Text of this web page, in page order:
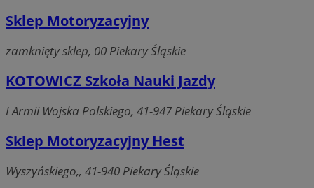
Sklep Motoryzacyjny
zamknięty sklep, 00 Piekary Śląskie
KOTOWICZ Szkoła Nauki Jazdy
I Armii Wojska Polskiego, 41-947 Piekary Śląskie
Sklep Motoryzacyjny Hest
Wyszyńskiego,, 41-940 Piekary Śląskie